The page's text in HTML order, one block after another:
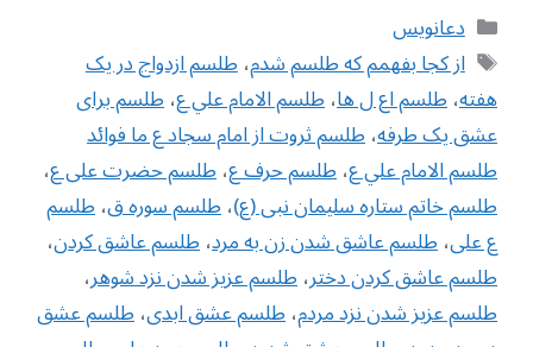
دسته‌ها
دعانویس
برچسب‌ها
از کجا بفهمم که طلسم شدم،طلسم ازدواج در یک
هفته،طلسم اع ل ها،طلسم الامام علي ع،طلسم برای
عشق یک طرفه،طلسم ثروت از امام سجاد ع ما فوائد
طلسم الامام علي ع،طلسم حرف ع،طلسم حضرت علی ع،
طلسم خاتم ستاره سلیمان نبی (ع)،طلسم سوره ق،طلسم
ع علی،طلسم عاشق شدن زن به مرد،طلسم عاشق كردن،
طلسم عاشق كردن دختر،طلسم عزیز شدن نزد شوهر،
طلسم عزیز شدن نزد مردم،طلسم عشق ابدی،طلسم عشق